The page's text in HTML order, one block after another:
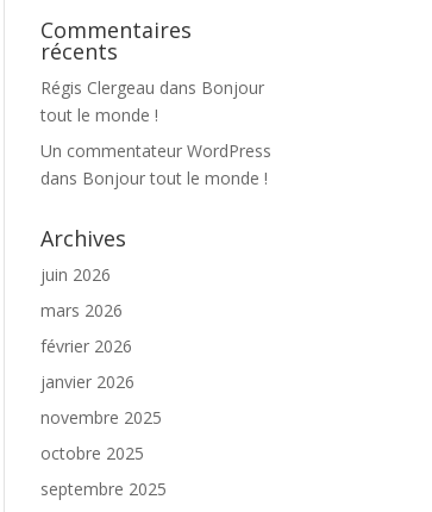
Commentaires
récents
Régis Clergeau dans Bonjour
tout le monde !
Un commentateur WordPress
dans Bonjour tout le monde !
Archives
juin 2026
mars 2026
février 2026
janvier 2026
novembre 2025
octobre 2025
septembre 2025